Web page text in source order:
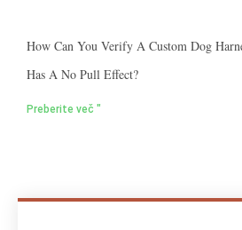
How Can You Verify A Custom Dog
Has A No Pull Effect?
Preberite več "